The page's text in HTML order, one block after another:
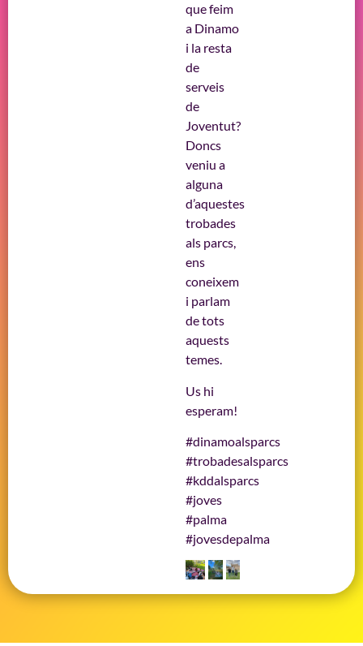
que feim
a Dinamo
i la resta
de
serveis
de
Joventut?
Doncs
veniu a
alguna
d’aquestes
trobades
als parcs,
ens
coneixem
i parlam
de tots
aquests
temes.
Us hi
esperam!
#dinamoalsparcs
#trobadesalsparcs
#kddalsparcs
#joves
#palma
#jovesdepalma